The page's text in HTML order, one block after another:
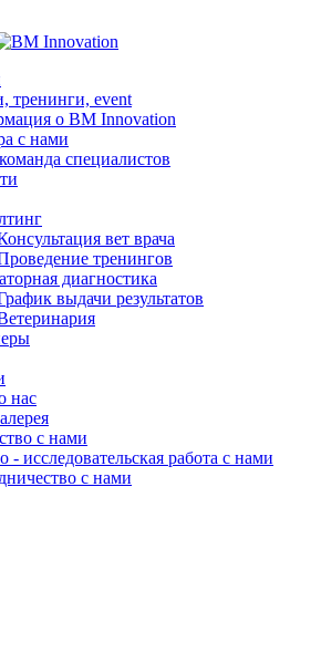
тренинги, event
о BM Innovation
с нами
специалистов
вет врача
тренингов
диагностика
выдачи результатов
нас
с нами
- исследовательская работа с нами
с нами